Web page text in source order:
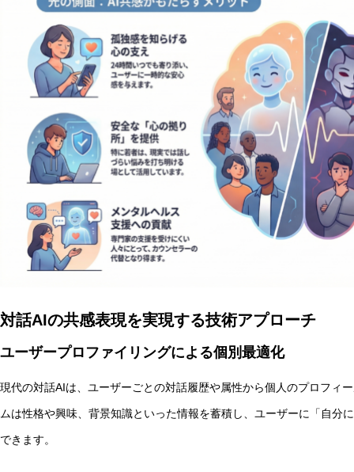
対話AIの共感表現を実現する技術アプローチ
ユーザープロファイリングによる個別最適化
現代の対話AIは、ユーザーごとの対話履歴や属性から個人のプロフィ
ムは性格や興味、背景知識といった情報を蓄積し、ユーザーに「自分
できます。